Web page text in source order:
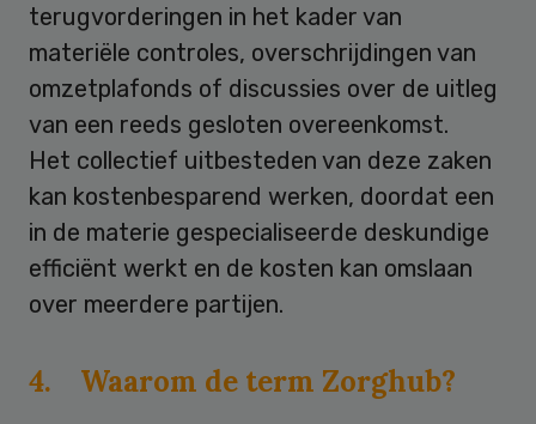
terugvorderingen in het kader van
materiële controles, overschrijdingen van
omzetplafonds of discussies over de uitleg
van een reeds gesloten overeenkomst.
Het collectief uitbesteden van deze zaken
kan kostenbesparend werken, doordat een
in de materie gespecialiseerde deskundige
efficiënt werkt en de kosten kan omslaan
over meerdere partijen.
4. Waarom de term Zorghub?